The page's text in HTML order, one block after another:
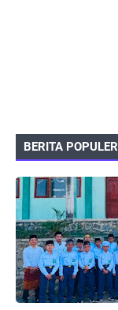
BERITA POPULER